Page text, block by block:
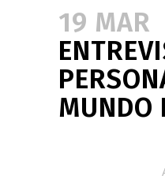
19 MAR
MUNDO